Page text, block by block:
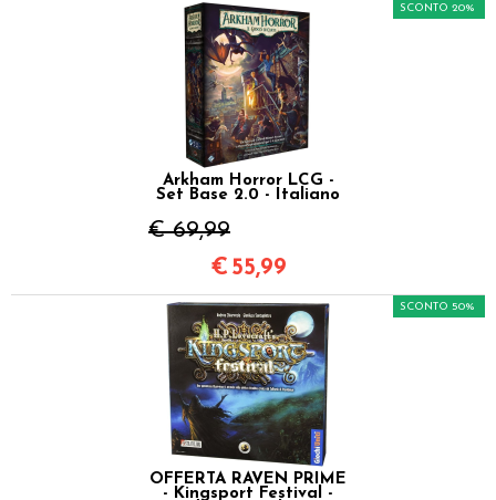
Arkham Horror LCG -
Set Base 2.0 - Italiano
€ 69,99
SCONTO 20%
€ 55,99
OFFERTA RAVEN PRIME
- Kingsport Festival -
SCONTO 50%